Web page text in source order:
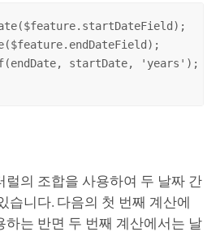
startDate, 'years');
럴의 조합을 사용하여 두 날짜 간
습니다. 다음의 첫 번째 계산에
하는 반면 두 번째 계산에서는 날